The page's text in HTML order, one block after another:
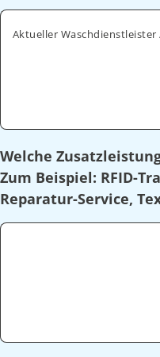
Aktueller Waschdienstleister
Welche
Zum Beispiel: RFID-
Reparatur-Service,